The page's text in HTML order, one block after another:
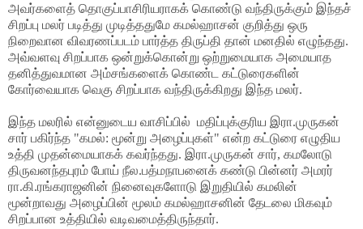
அவர்களைத் தொகுப்பாசிரியராகக் கொண்டு வந்திருக்கும் இந்தச்
சிறப்பு மலர் படித்து முடித்ததுமே கமல்ஹாசன் குறித்து ஒரு
நிறைவான விவரணப்படம் பார்த்த திருப்தி தான் மனதில் எழுந்தது.
அவ்வளவு சிறப்பாக ஒன்றுக்கொன்று ஒற்றுமையாக அமையாத
தனித்துவமான அம்சங்களைக் கொண்ட கட்டுரைகளின்
கோர்வையாக வெகு சிறப்பாக வந்திருக்கிறது இந்த மலர்.
இந்த மலரில் என்னுடைய வாசிப்பில் மதிப்புக்குரிய இரா.முருகன்
சார் பகிர்ந்த "கமல்: மூன்று அழைப்புகள்" என்ற கட்டுரை எழுதிய
உத்தி முதன்மையாகக் கவர்ந்தது. இரா.முருகன் சார், கமலோடு
திருவனந்தபுரம் போய் நீல.பத்மநாபனைக் கண்டு பின்னர் அமரர்
ரா.கி.ரங்கராஜனின் நினைவுகளோடு இறுதியில் கமலின்
மூன்றாவது அழைப்பின் மூலம் கமல்ஹாசனின் தேடலை மிகவும்
சிறப்பான உத்தியில் வடிவமைத்திருந்தார்.